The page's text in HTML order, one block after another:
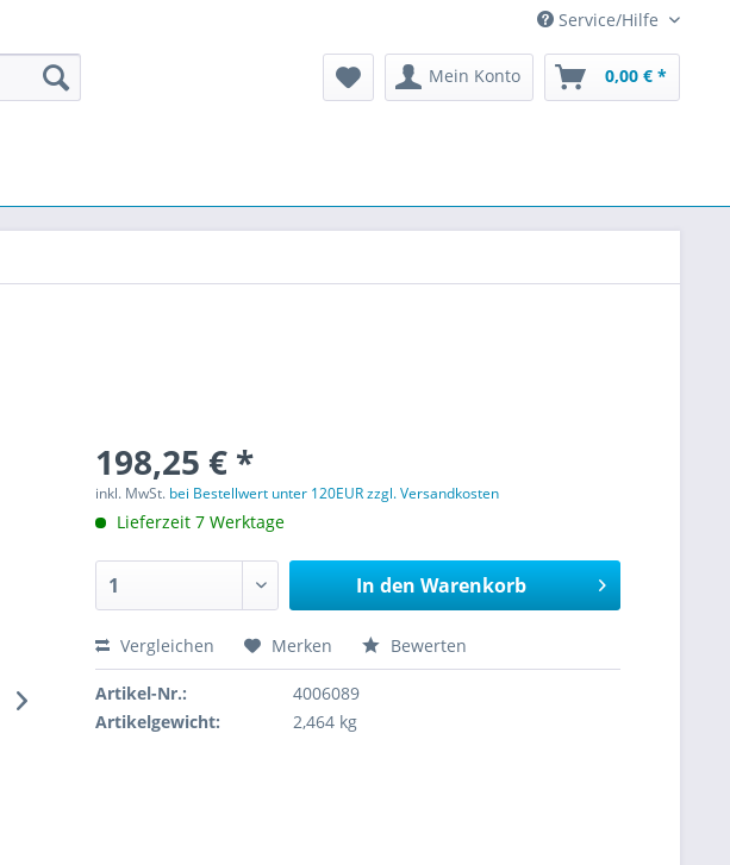
Service/Hilfe
Mein Konto 0,00 € *
198,25 € *
inkl. MwSt. bei Bestellwert unter 120EUR zzgl. Versandkosten
Lieferzeit 7 Werktage
In den Warenkorb
Vergleichen Merken Bewerten
Artikel-Nr.:
4006089
Artikelgewicht:
2,464 kg